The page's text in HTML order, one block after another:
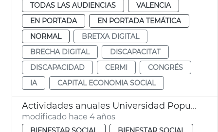
TODAS LAS AUDIENCIAS
VALENCIA
EN PORTADA
EN PORTADA TEMÁTICA
NORMAL
BRETXA DIGITAL
BRECHA DIGITAL
DISCAPACITAT
DISCAPACIDAD
CERMI
CONGRÉS
IA
CAPITAL ECONOMIA SOCIAL
Actividades anuales Universidad Popular
modificado hace 4 años